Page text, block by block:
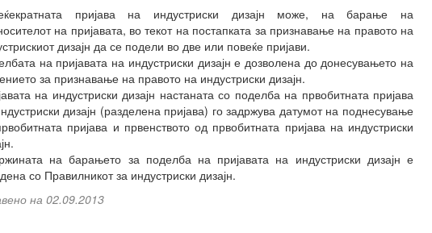
пријава на индустриски дизајн може, на барање на
на пријавата, во текот на постапката за признавање на правото на
дизајн да се подели во две или повеќе пријави.
на пријавата на индустриски дизајн е дозволена до донесувањето на
за признавање на правото на индустриски дизајн.
на индустриски дизајн настаната со поделба на првобитната пријава
дизајн (разделена пријава) го задржува датумот на поднесување
пријава и првенството од првобитната пријава на индустриски
на барањето за поделба на пријавата на индустриски дизајн е
со Правилникот за индустриски дизајн.
на 02.09.2013